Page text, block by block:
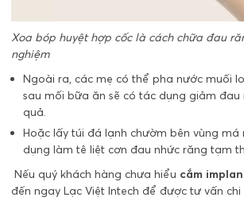
Xoa bóp huyệt hợp cốc là cách chữa đau
nghiệm
Ngoài ra, các mẹ có thể pha nước muối
sau mối bữa ăn sẽ có tác dụng giảm đau
quả.
Hoặc lấy túi đá lạnh chườm bên vùng má
dụng làm tê liệt cơn đau nhức răng tạm
Nếu quý khách hàng chưa hiểu cắm
đến ngay Lạc Việt Intech để được tư vấn chi